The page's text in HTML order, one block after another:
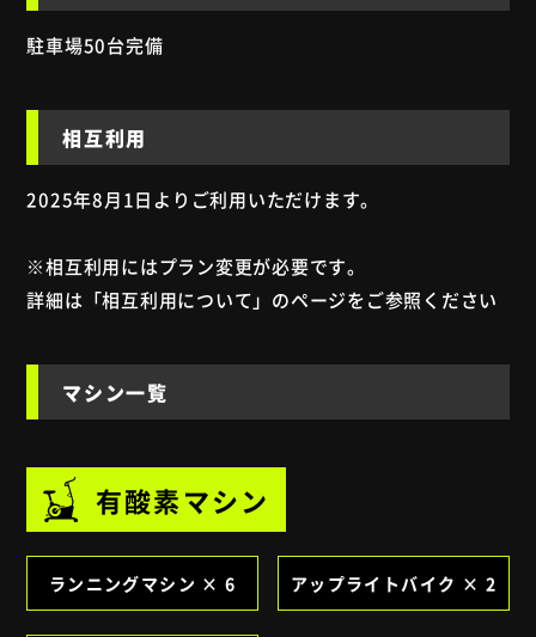
駐車場50台完備
相互利用
2025年8月1日よりご利用いただけます。
※相互利用にはプラン変更が必要です。
詳細は「相互利用について 」のページをご参照ください
マシン一覧
有酸素マシン
ランニングマシン × 6 アップライトバイク × 2